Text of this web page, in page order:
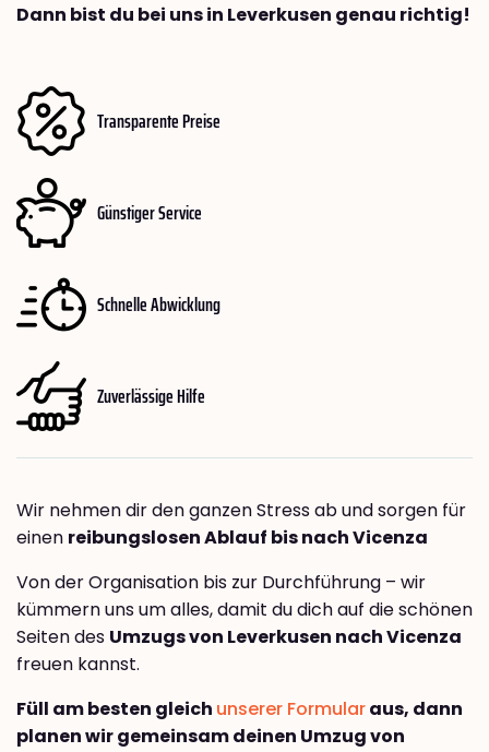
Dann bist du bei uns in Leverkusen genau richtig!
Transparente Preise
Günstiger Service
Schnelle Abwicklung
Zuverlässige Hilfe
Wir nehmen dir den ganzen Stress ab und sorgen für
einen reibungslosen Ablauf bis nach Vicenza
Von der Organisation bis zur Durchführung – wir
kümmern uns um alles, damit du dich auf die schönen
Seiten des Umzugs von Leverkusen nach Vicenza
freuen kannst.
Füll am besten gleich unserer Formularaus, dann
planen wir gemeinsam deinen Umzug von